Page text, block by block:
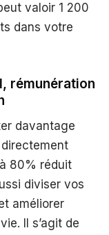
valoir 1 200
dans votre
rémunération
davantage
directement
80% réduit
diviser vos
améliorer
Il s’agit de